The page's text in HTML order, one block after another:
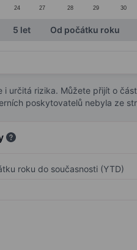
24 27 28 29 30
5 let Od počátku roku
určitá rizika. Můžete přijít o
poskytovatelů nebyla ze
roku do současnosti (YTD)